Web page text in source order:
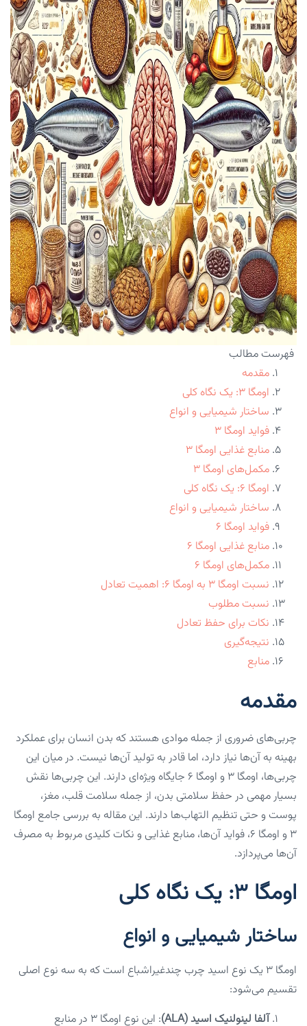
فهرست مطالب
مقدمه
اومگا ۳: یک نگاه کلی
ساختار شیمیایی و انواع
فواید اومگا ۳
منابع غذایی اومگا ۳
مکمل‌های اومگا ۳
اومگا ۶: یک نگاه کلی
ساختار شیمیایی و انواع
فواید اومگا ۶
منابع غذایی اومگا ۶
مکمل‌های اومگا ۶
نسبت اومگا ۳ به اومگا ۶: اهمیت تعادل
نسبت مطلوب
نکات برای حفظ تعادل
نتیجه‌گیری
منابع
مقدمه
چربی‌های ضروری از جمله موادی هستند که بدن انسان برای عملکرد
بهینه به آن‌ها نیاز دارد، اما قادر به تولید آن‌ها نیست. در میان این
چربی‌ها، اومگا ۳ و اومگا ۶ جایگاه ویژه‌ای دارند. این چربی‌ها نقش
بسیار مهمی در حفظ سلامتی بدن، از جمله سلامت قلب، مغز،
پوست و حتی تنظیم التهاب‌ها دارند. این مقاله به بررسی جامع اومگا
۳ و اومگا ۶، فواید آن‌ها، منابع غذایی و نکات کلیدی مربوط به مصرف
آن‌ها می‌پردازد.
اومگا ۳: یک نگاه کلی
ساختار شیمیایی و انواع
اومگا ۳ یک نوع اسید چرب چندغیراشباع است که به سه نوع اصلی
تقسیم می‌شود:
آلفا لینولنیک اسید (ALA)
: این نوع اومگا ۳ در منابع